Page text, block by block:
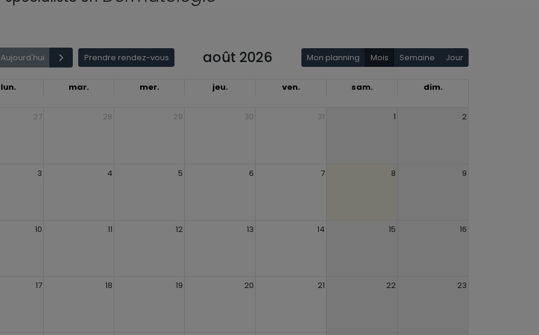
Aujourd'hui Prendre rendez-vous août 2026 Mon planning Mois Semaine Jour
lun. mar. mer. jeu. ven. sam. dim.
27 28 29 30 31 1 2
3 4 5 6 7 8 9
10 11 12 13 14 15 16
17 18 19 20 21 22 23